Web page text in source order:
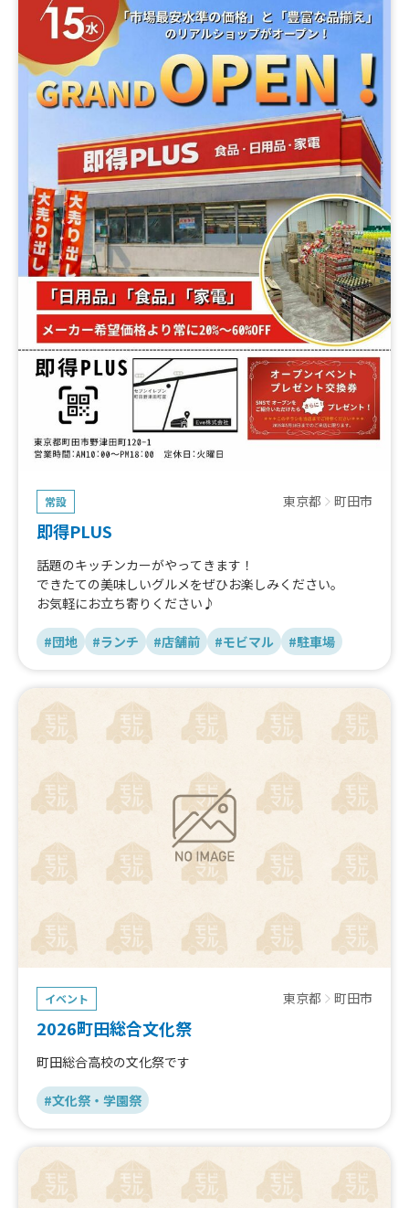
常設 東京都 町田市
即得PLUS
話題のキッチンカーがやってきます！
できたての美味しいグルメをぜひお楽しみください。
お気軽にお立ち寄りください♪
#団地 #ランチ #店舗前 #モビマル #駐車場
イベント 東京都 町田市
2026町田総合文化祭
町田総合高校の文化祭です
#文化祭・学園祭